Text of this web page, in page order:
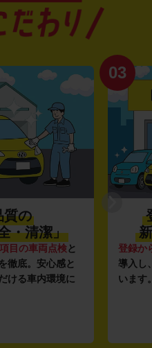
質の
・清潔」
目の車両点検と
を徹底。安心感と
ける車内環境に
03
登録か
導入し
います